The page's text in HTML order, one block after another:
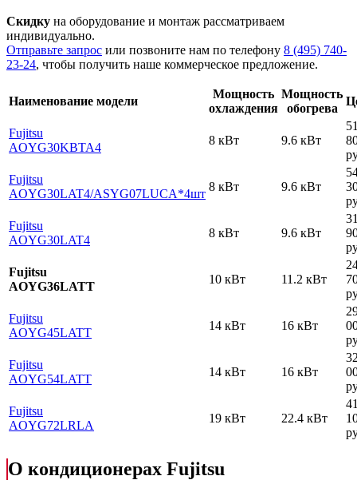
Скидку на оборудование и монтаж рассматриваем
индивидуально.
Отправьте запрос или позвоните нам по телефону 8 (495) 740-
23-24, чтобы получить наше коммерческое предложение.
Наименование модели
Мощность
охлаждения
Мощность
обогрева
Fujitsu
AOYG30KBTA4
8 кВт 9.6 кВт
Fujitsu
AOYG30LAT4/ASYG07LUCA*4шт
8 кВт 9.6 кВт
Fujitsu
AOYG30LAT4
8 кВт 9.6 кВт
Fujitsu
AOYG36LATT
10 кВт 11.2 кВт
Fujitsu
AOYG45LATT
14 кВт 16 кВт
Fujitsu
AOYG54LATT
14 кВт 16 кВт
Fujitsu
AOYG72LRLA
19 кВт 22.4 кВт
О кондиционерах Fujitsu